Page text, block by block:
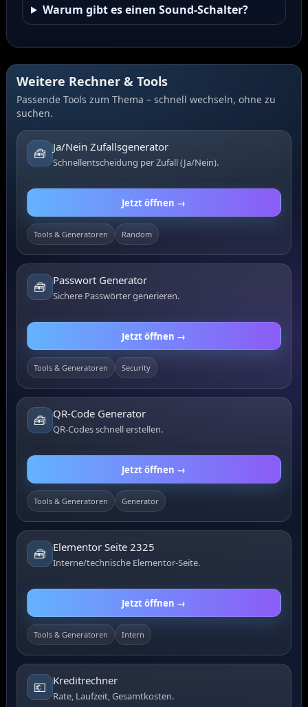
Warum gibt es einen Sound‑Schalter?
Weitere Rechner & Tools
Passende Tools zum Thema – schnell wechseln, ohne zu
suchen.
🧰 Ja/Nein Zufallsgenerator
Schnellentscheidung per Zufall (Ja/Nein).
Jetzt öffnen →
Tools & Generatoren Random
🧰 Passwort Generator
Sichere Passwörter generieren.
Jetzt öffnen →
Tools & Generatoren Security
🧰 QR-Code Generator
QR-Codes schnell erstellen.
Jetzt öffnen →
Tools & Generatoren Generator
🧰 Elementor Seite 2325
Interne/technische Elementor-Seite.
Jetzt öffnen →
Tools & Generatoren Intern
💶 Kreditrechner
Rate, Laufzeit, Gesamtkosten.